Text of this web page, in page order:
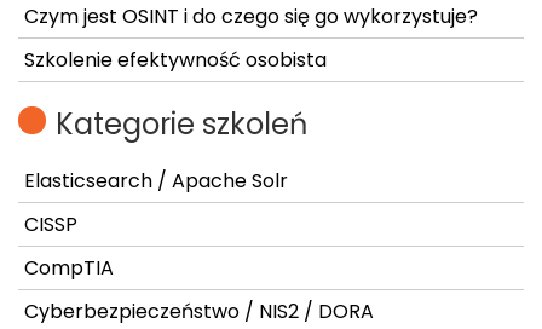
Czym jest OSINT i do czego się go wykorzystuje?
Szkolenie efektywność osobista
Kategorie szkoleń
Elasticsearch / Apache Solr
CISSP
CompTIA
Cyberbezpieczeństwo / NIS2 / DORA